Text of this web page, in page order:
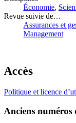
Économie,
Revue suivie de…
Assurances et
Management
Accès
Politique et licence
Anciens numéros